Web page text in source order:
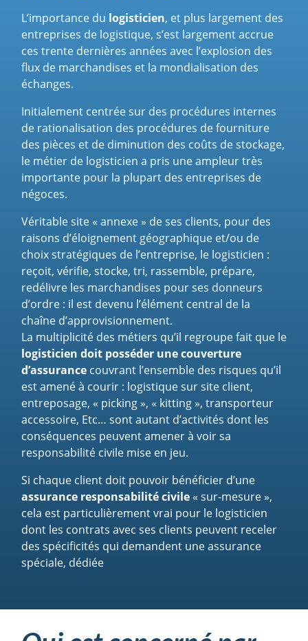
L’importance du logisticien, et plus largement des
entreprises de logistique, s’est largement accrue
ces trente dernières années avec l’explosion des
flux de marchandises et la mondialisation des
échanges.
Initialement centrée sur des procédures internes
de rationalisation des procédures de fourniture
des pièces et de diminution des coûts de stockage,
le métier de logisticien a pris une ampleur très
importante pour la plupart des entreprises de
négoces.
Véritable site « annexe » de ses clients, pour des
raisons d’éloignement géographique et/ou de
choix stratégiques de l’entreprise, le logisticien :
reçoit, vérifie, stocke, tri, rassemble, prépare,
redélivre les marchandises pour ses donneurs
d’ordre : il est devenu l’élément central de la
chaîne d’approvisionnement.
La multiplicité des métiers qu’il regroupe fait que le
logisticien doit posséder une couverture
d’assurance couvrant l’ensemble des risques qu’il
est amené à courir : logistique sur site client,
entreposage, « picking », « kitting », transporteur
accessoire, Etc… sont autant d’activités dont les
conséquences peuvent amener à voir sa
responsabilité civile mise en jeu.
Si chaque client doit pouvoir bénéficier d’une
assurance responsabilité civile « sur-mesure »,
cela est particulièrement vrai pour le logisticien
dont les contrats avec ses clients peuvent receler
des spécificités qui demandent une assurance
spéciale, dédiée